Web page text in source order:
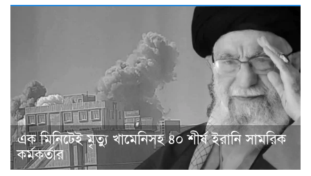
এক মিনিটেই মৃত্যু খামেনিসহ ৪০ শীর্ষ ইরানি সামরিক
কর্মকর্তার